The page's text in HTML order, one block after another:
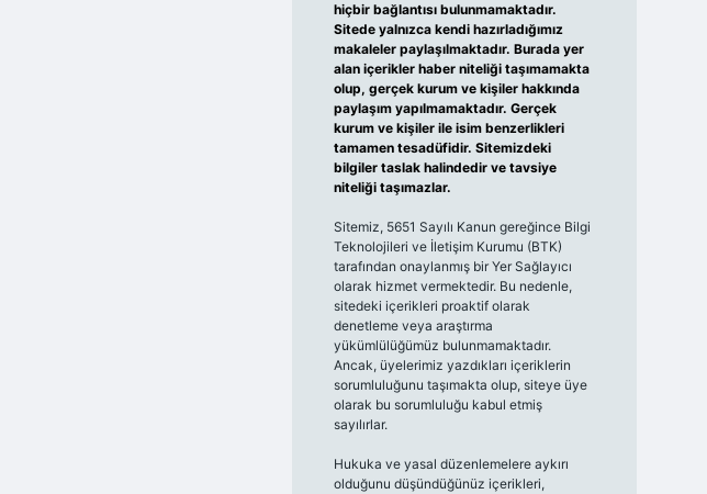
hiçbir bağlantısı bulunmamaktadır.
Sitede yalnızca kendi hazırladığımız
makaleler paylaşılmaktadır. Burada yer
alan içerikler haber niteliği taşımamakta
olup, gerçek kurum ve kişiler hakkında
paylaşım yapılmamaktadır. Gerçek
kurum ve kişiler ile isim benzerlikleri
tamamen tesadüfidir. Sitemizdeki
bilgiler taslak halindedir ve tavsiye
niteliği taşımazlar.
Sitemiz, 5651 Sayılı Kanun gereğince Bilgi
Teknolojileri ve İletişim Kurumu (BTK)
tarafından onaylanmış bir Yer Sağlayıcı
olarak hizmet vermektedir. Bu nedenle,
sitedeki içerikleri proaktif olarak
denetleme veya araştırma
yükümlülüğümüz bulunmamaktadır.
Ancak, üyelerimiz yazdıkları içeriklerin
sorumluluğunu taşımakta olup, siteye üye
olarak bu sorumluluğu kabul etmiş
sayılırlar.
Hukuka ve yasal düzenlemelere aykırı
olduğunu düşündüğünüz içerikleri,